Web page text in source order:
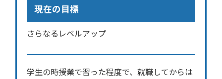
現在の目標
さらなるレベルアップ
学生の時授業で習った程度で、就職してからは